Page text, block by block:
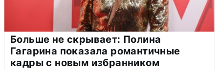
Больше не скрывает: Полина
Гагарина показала романтичные
кадры с новым избранником